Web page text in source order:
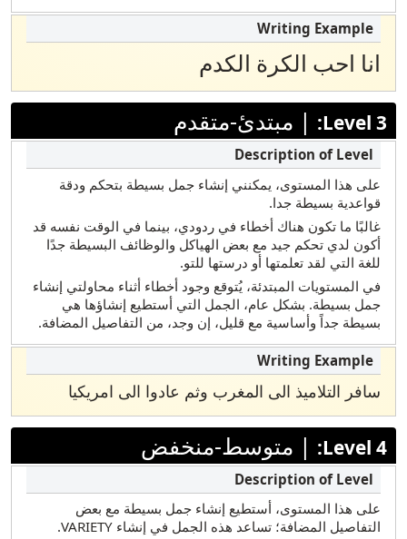
أردو
فيتنامي
يوبيك
انا احب الكرة الكدم
Level 3:
| مبتدئ-متقدم
على هذا المستوى، يمكنني إنشاء جمل بسيطة بتحكم ودقة
قواعدية بسيطة جدا.
غالبًا ما تكون هناك أخطاء في ردودي، بينما في الوقت نفسه قد
أكون لدي تحكم جيد مع بعض الهياكل والوظائف البسيطة جدًا
للغة التي لقد تعلمتها أو درستها للتو.
في المستويات المبتدئة، يُتوقع وجود أخطاء أثناء محاولتي إنشاء
جمل بسيطة. بشكل عام، الجمل التي أستطيع إنشاؤها هي
بسيطة جداً وأساسية مع قليل، إن وجد، من التفاصيل المضافة.
ﺳﺎﻓﺮ اﻟﺘﻼﻣﯿﺬ اﻟﻰ اﻟﻤﻐﺮب وﺛﻢ ﻋﺎدوا اﻟﻰ اﻣﺮﯾﻜﯿﺎ
Level 4:
| متوسط-منخفض
على هذا المستوى، أستطيع إنشاء جمل بسيطة مع بعض
التفاصيل المضافة؛ تساعد هذه الجمل في إنشاء VARIETY.